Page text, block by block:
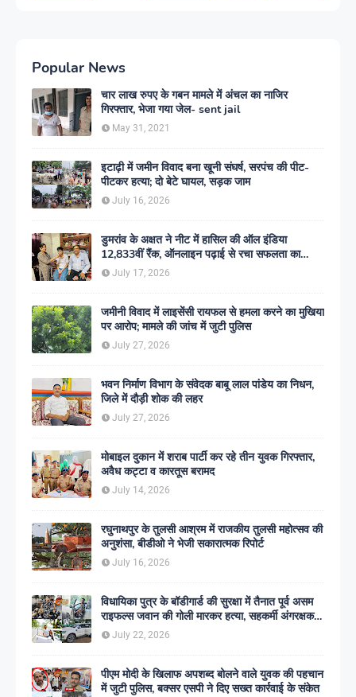
Popular News
चार लाख रुपए के गबन मामले में अंचल का नाजिर
गिरफ्तार, भेजा गया जेल- sent jail
May 31, 2021
इटाढ़ी में जमीन विवाद बना खूनी संघर्ष, सरपंच की पीट-
पीटकर हत्या; दो बेटे घायल, सड़क जाम
July 16, 2026
डुमरांव के अक्षत ने नीट में हासिल की ऑल इंडिया
12,833वीं रैंक, ऑनलाइन पढ़ाई से रचा सफलता का
इतिहास
July 17, 2026
जमीनी विवाद में लाइसेंसी रायफल से हमला करने का मुखिया
पर आरोप; मामले की जांच में जुटी पुलिस
July 27, 2026
भवन निर्माण विभाग के संवेदक बाबू लाल पांडेय का निधन,
जिले में दौड़ी शोक की लहर
July 27, 2026
मोबाइल दुकान में शराब पार्टी कर रहे तीन युवक गिरफ्तार,
अवैध कट्टा व कारतूस बरामद
July 14, 2026
रघुनाथपुर के तुलसी आश्रम में राजकीय तुलसी महोत्सव की
अनुशंसा, बीडीओ ने भेजी सकारात्मक रिपोर्ट
July 16, 2026
विधायिका पुत्र के बॉडीगार्ड की सुरक्षा में तैनात पूर्व असम
राइफल्स जवान की गोली मारकर हत्या, सहकर्मी अंगरक्षक
गिरफ्तार
July 22, 2026
पीएम मोदी के खिलाफ अपशब्द बोलने वाले युवक की पहचान
में जुटी पुलिस, बक्सर एसपी ने दिए सख्त कार्रवाई के संकेत